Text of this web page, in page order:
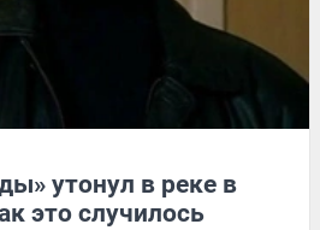
утонул в реке в
это случилось